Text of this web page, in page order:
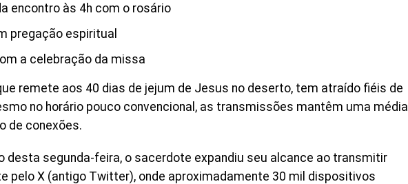
encontro às 4h com o rosário
pregação espiritual
a celebração da missa
remete aos 40 dias de jejum de Jesus no deserto, tem atraído fiéis de
no horário pouco convencional, as transmissões mantêm uma média
de conexões.
desta segunda-feira, o sacerdote expandiu seu alcance ao transmitir
pelo X (antigo Twitter), onde aproximadamente 30 mil dispositivos